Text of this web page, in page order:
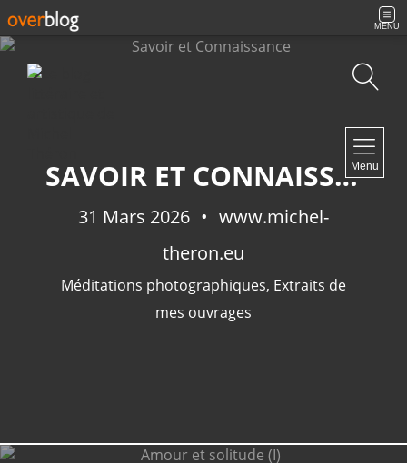
MENU
Menu
SAVOIR ET CONNAISSANCE
31 Mars 2026
www.michel-
theron.eu
Méditations photographiques, Extraits de
mes ouvrages
Accueil
NEWSLETTER